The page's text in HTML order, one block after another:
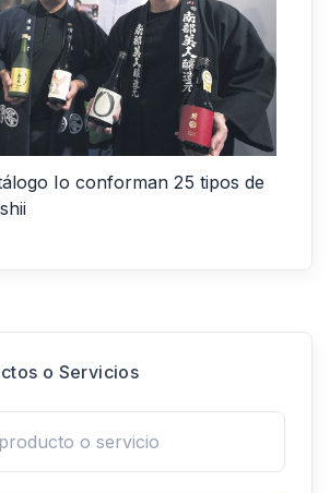
lo conforman 25 tipos de
o Servicios